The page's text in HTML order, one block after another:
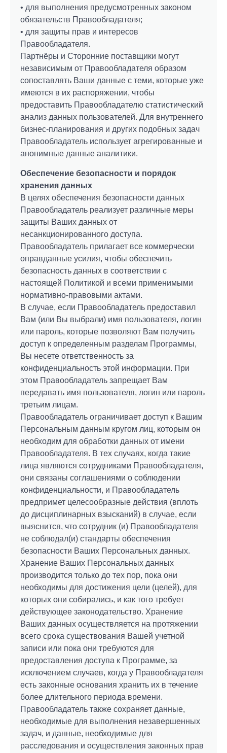
• для выполнения предусмотренных законом
обязательств Правообладателя;
• для защиты прав и интересов
Правообладателя.
Партнёры и Сторонние поставщики могут
независимым от Правообладателя образом
сопоставлять Ваши данные с теми, которые уже
имеются в их распоряжении, чтобы
предоставить Правообладателю статистический
анализ данных пользователей. Для внутреннего
бизнес-планирования и других подобных задач
Правообладатель использует агрегированные и
анонимные данные аналитики.
Обеспечение безопасности и порядок
хранения данных
В целях обеспечения безопасности данных
Правообладатель реализует различные меры
защиты Ваших данных от
несанкционированного доступа.
Правообладатель прилагает все коммерчески
оправданные усилия, чтобы обеспечить
безопасность данных в соответствии с
настоящей Политикой и всеми применимыми
нормативно-правовыми актами.
В случае, если Правообладатель предоставил
Вам (или Вы выбрали) имя пользователя, логин
или пароль, которые позволяют Вам получить
доступ к определенным разделам Программы,
Вы несете ответственность за
конфиденциальность этой информации. При
этом Правообладатель запрещает Вам
передавать имя пользователя, логин или пароль
третьим лицам.
Правообладатель ограничивает доступ к Вашим
Персональным данным кругом лиц, которым он
необходим для обработки данных от имени
Правообладателя. В тех случаях, когда такие
лица являются сотрудниками Правообладателя,
они связаны соглашениями о соблюдении
конфиденциальности, и Правообладатель
предпримет целесообразные действия (вплоть
до дисциплинарных взысканий) в случае, если
выяснится, что сотрудник (и) Правообладателя
не соблюдал(и) стандарты обеспечения
безопасности Ваших Персональных данных.
Хранение Ваших Персональных данных
производится только до тех пор, пока они
необходимы для достижения цели (целей), для
которых они собирались, и как того требует
действующее законодательство. Хранение
Ваших данных осуществляется на протяжении
всего срока существования Вашей учетной
записи или пока они требуются для
предоставления доступа к Программе, за
исключением случаев, когда у Правообладателя
есть законные основания хранить их в течение
более длительного периода времени.
Правообладатель также сохраняет данные,
необходимые для выполнения незавершенных
задач, и данные, необходимые для
расследования и осуществления законных прав